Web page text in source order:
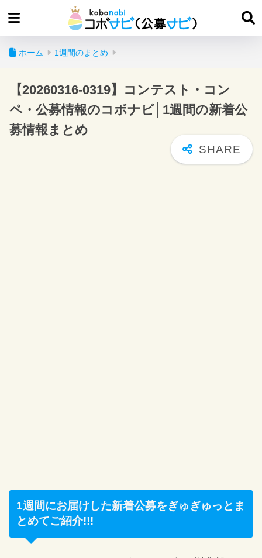
ホーム 1週間のまとめ
【20260316-0319】コンテスト・コン
ペ・公募情報のコボナビ│1週間の新着公
募情報まとめ
1週間にお届けした新着公募をぎゅぎゅっとま
とめてご紹介!!!